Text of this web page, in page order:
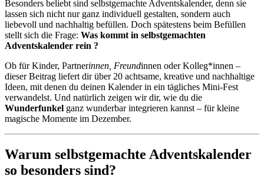
Besonders beliebt sind selbstgemachte Adventskalender, denn sie
lassen sich nicht nur ganz individuell gestalten, sondern auch
liebevoll und nachhaltig befüllen. Doch spätestens beim Befüllen
stellt sich die Frage: Was kommt in selbstgemachten
Adventskalender rein ?
Ob für Kinder, Partnerinnen, Freundinnen oder Kolleg*innen –
dieser Beitrag liefert dir über 20 achtsame, kreative und nachhaltige
Ideen, mit denen du deinen Kalender in ein tägliches Mini-Fest
verwandelst. Und natürlich zeigen wir dir, wie du die
Wunderfunkel ganz wunderbar integrieren kannst – für kleine
magische Momente im Dezember.
Warum selbstgemachte Adventskalender
so besonders sind?